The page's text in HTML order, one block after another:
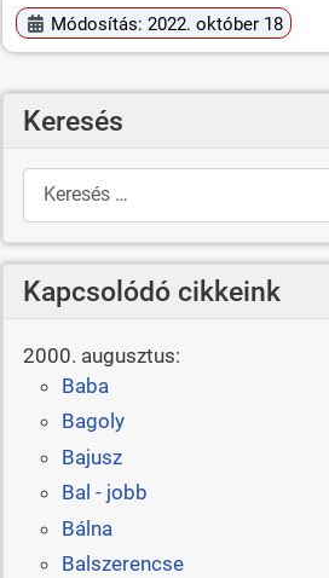
Módosítás: 2022. október 18
Keresés
Keresés
Kapcsolódó cikkeink
2000. augusztus:
Baba
Bagoly
Bajusz
Bal - jobb
Bálna
Balszerencse